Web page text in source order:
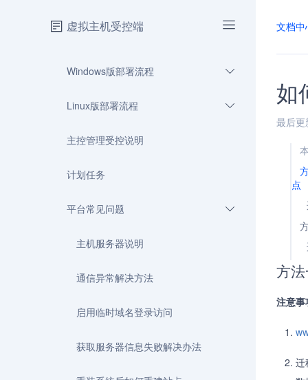
虚拟主机受控端
Windows版部署流程
Linux版部署流程
主控管理受控说明
计划任务
平台常见问题
主机服务器说明
通信异常解决方法
启用临时域名登录访问
获取服务器信息失败解决办法
文档中
如
最后
点
方
注意事
迁